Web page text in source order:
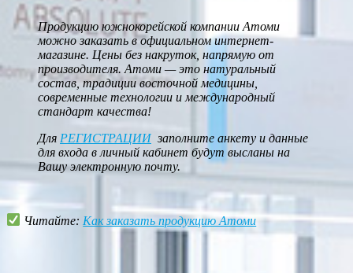
Продукцию южнокорейской компании Атоми
можно заказать в официальном интернет-
магазине. Цены без накруток, напрямую от
производителя. Атоми — это натуральный
состав, традиции восточной медицины,
современные технологии и международный
стандарт качества!
Для РЕГИСТРАЦИИзаполните анкету и данные
для входа в личный кабинет будут высланы на
Вашу электронную почту.
Читайте: Как заказать продукцию Атоми